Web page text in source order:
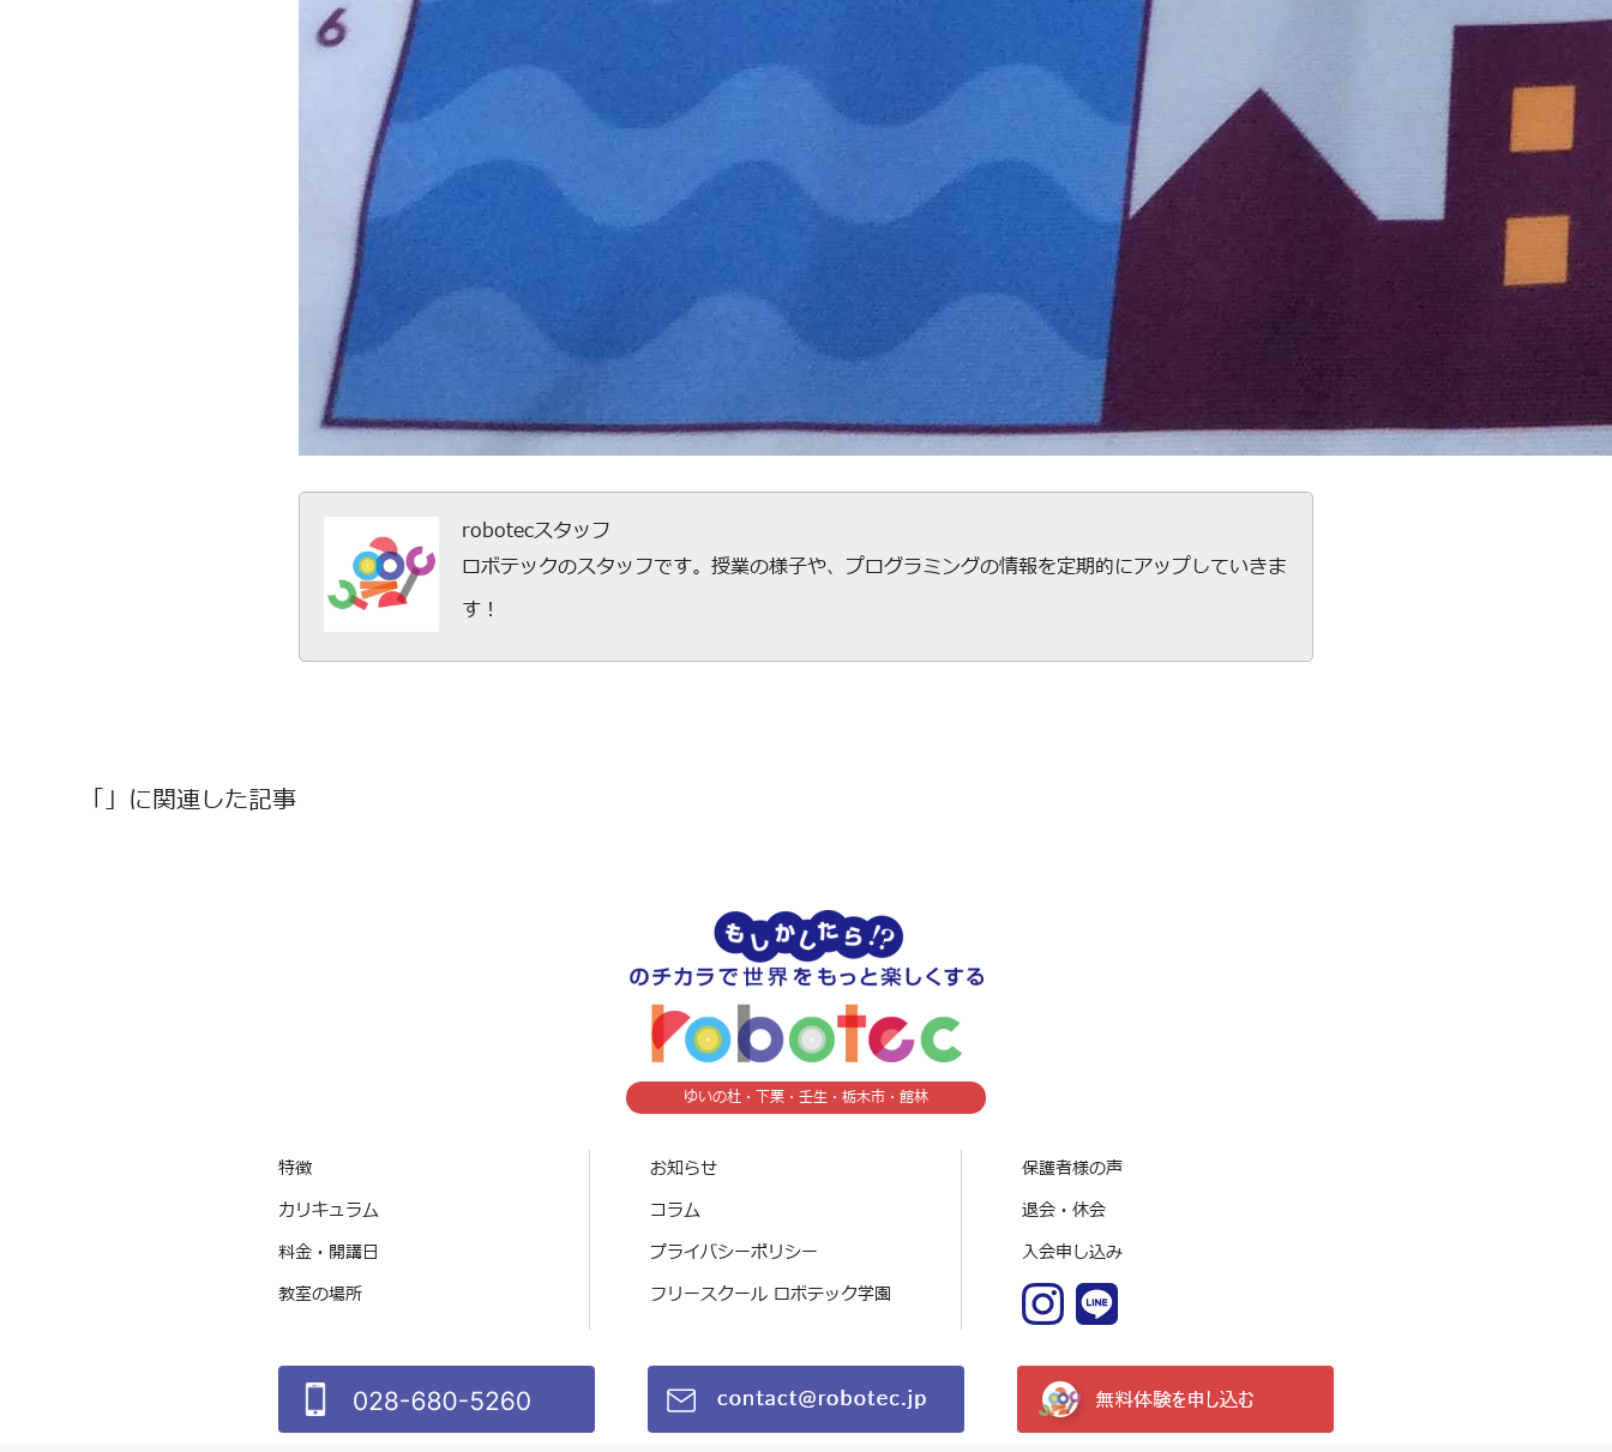
robotecスタッフ
ロボテックのスタッフです。授業の様子や、プログラミングの情報を定期的にアップしていきま
す！
「」に関連した記事
ゆいの杜・下栗・壬生・栃木市・館林
特徴
カリキュラム
料金・開講日
教室の場所
お知らせ
コラム
プライバシーポリシー
フリースクール ロボテック学園
保護者様の声
退会・休会
入会申し込み